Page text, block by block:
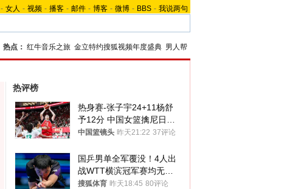
- 女人 - 视频 - 播客 - 邮件 - 博客 - 微博 - BBS - 我说两句
热点： 红牛音乐之旅 金立特约搜狐视频年度盛典 男人帮
热评榜
热身赛-张子宇24+11杨舒
予12分 中国女篮擒尼日利
亚
中国篮镜头 昨天21:22 37评论
国乒男单全军覆没！4人出
战WTT横滨冠军赛均无缘
八强
搜狐体育 昨天18:45 80评论